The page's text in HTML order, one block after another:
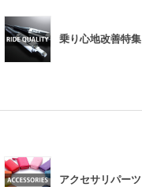
乗り心地改善特集
アクセサリパーツ